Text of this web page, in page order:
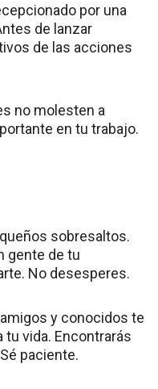
por una
de lanzar
de las acciones
no molesten a
en tu trabajo.
sobresaltos.
gente de tu
No desesperes.
y conocidos te
tu vida. Encontrarás
paciente.